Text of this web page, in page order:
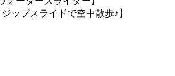
ップスライドで空中散歩♪】